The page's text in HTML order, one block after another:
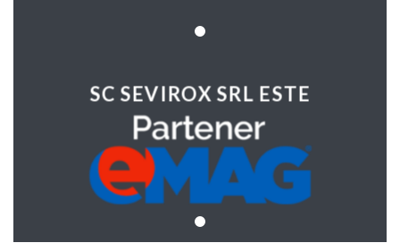
SC SEVIROX SRL ESTE